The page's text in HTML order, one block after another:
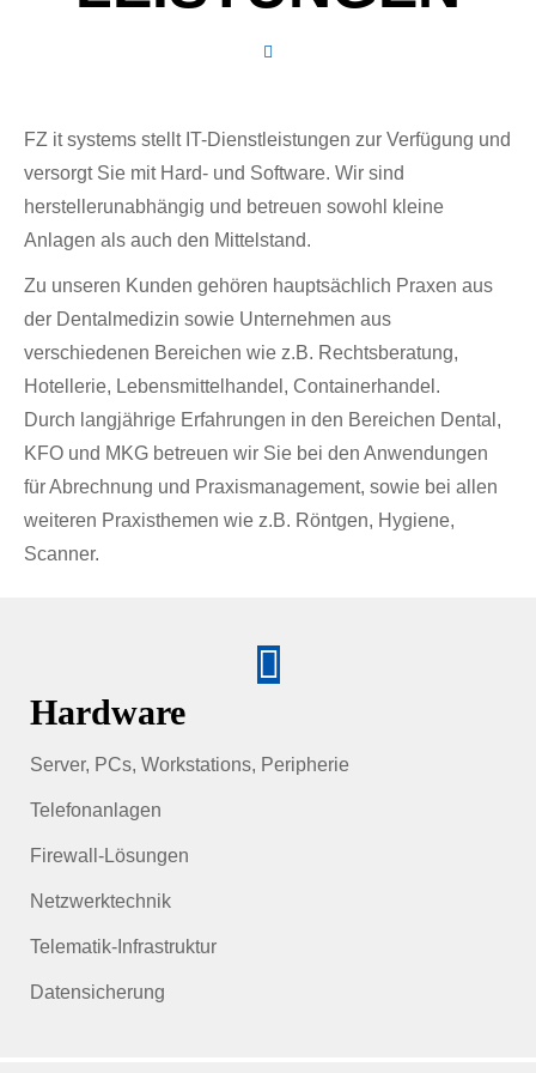
FZ it systems stellt IT-Dienstleistungen zur Verfügung und
versorgt Sie mit Hard- und Software. Wir sind
herstellerunabhängig und betreuen sowohl kleine
Anlagen als auch den Mittelstand.
Zu unseren Kunden gehören hauptsächlich Praxen aus
der Dentalmedizin sowie Unternehmen aus
verschiedenen Bereichen wie z.B. Rechtsberatung,
Hotellerie, Lebensmittelhandel, Containerhandel.
Durch langjährige Erfahrungen in den Bereichen Dental,
KFO und MKG betreuen wir Sie bei den Anwendungen
für Abrechnung und Praxismanagement, sowie bei allen
weiteren Praxisthemen wie z.B. Röntgen, Hygiene,
Scanner.
Hardware
Server, PCs, Workstations, Peripherie
Telefonanlagen
Firewall-Lösungen
Netzwerktechnik
Telematik-Infrastruktur
Datensicherung